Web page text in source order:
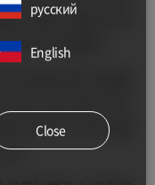
, 미얀마 몽골 등 외
국어로 마련됐다
에 표시된
코드를
다.
русский
English
Close